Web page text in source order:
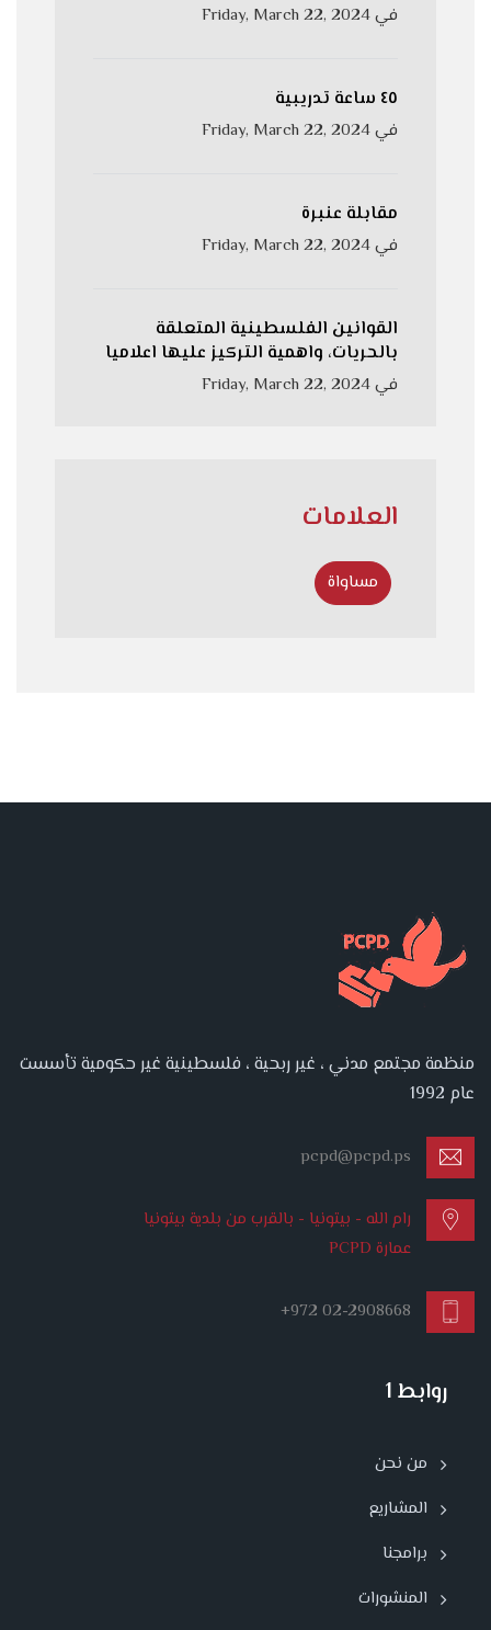
فيFriday, March 22, 2024
٤٥ ساعة تدريبية
فيFriday, March 22, 2024
مقابلة عنبرة
فيFriday, March 22, 2024
القوانين الفلسطينية المتعلقة
بالحريات، واهمية التركيز عليها اعلاميا
فيFriday, March 22, 2024
العلامات
مساواة
منظمة مجتمع مدني ، غير ربحية ، فلسطينية غير حكومية تأسست
عام 1992
pcpd@pcpd.ps
رام الله - بيتونيا - بالقرب من بلدية بيتونيا
عمارة PCPD
+972 02-2908668
روابط 1
من نحن
المشاريع
برامجنا
المنشورات